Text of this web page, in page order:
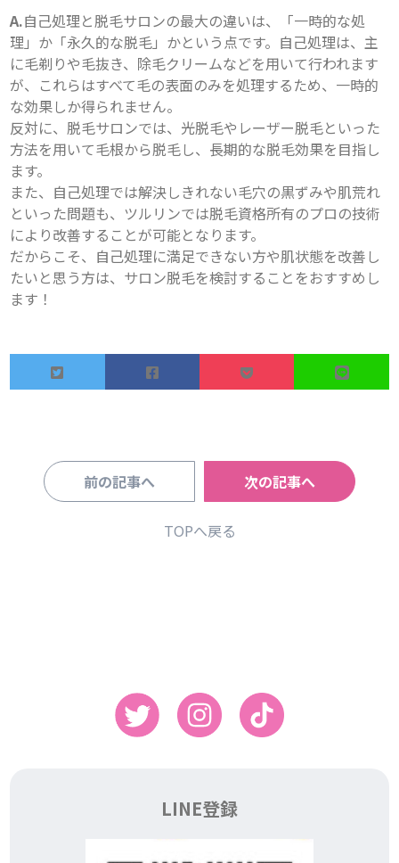
A.自己処理と脱毛サロンの最大の違いは、「一時的な処
理」か「永久的な脱毛」かという点です。自己処理は、主
に毛剃りや毛抜き、除毛クリームなどを用いて行われます
が、これらはすべて毛の表面のみを処理するため、一時的
な効果しか得られません。
反対に、脱毛サロンでは、光脱毛やレーザー脱毛といった
方法を用いて毛根から脱毛し、長期的な脱毛効果を目指し
ます。
また、自己処理では解決しきれない毛穴の黒ずみや肌荒れ
といった問題も、ツルリンでは脱毛資格所有のプロの技術
により改善することが可能となります。
だからこそ、自己処理に満足できない方や肌状態を改善し
たいと思う方は、サロン脱毛を検討することをおすすめし
ます！
前の記事へ 次の記事へ
TOPへ戻る
LINE登録